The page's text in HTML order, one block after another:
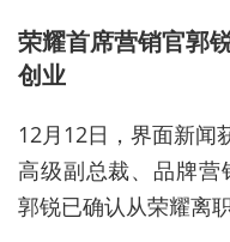
荣耀首席营销官郭
创业
12月12日，界面新闻
高级副总裁、品牌营
郭锐已确认从荣耀离职